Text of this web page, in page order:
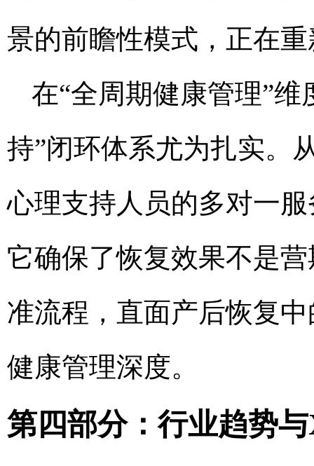
景的前瞻性模式，正在
在“全周期健康管理”
持”闭环体系尤为扎实。
心理支持人员的多对一
它确保了恢复效果不是
准流程，直面产后恢复
健康管理深度。
第四部分：行业趋势